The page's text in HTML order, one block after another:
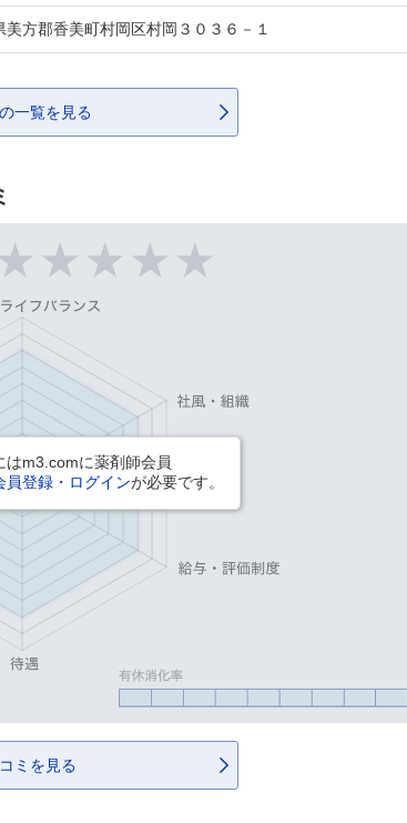
美方郡香美町村岡区村岡３０３６－１
一覧を見る
m3.comに薬剤師会員
員登録・ログインが必要です。
ミを見る